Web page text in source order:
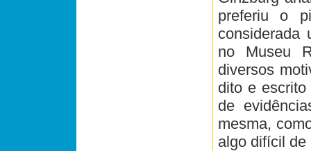
preferiu o
considerada
no Museu
diversos
dito e escrito
de
mesma,
algo difícil de